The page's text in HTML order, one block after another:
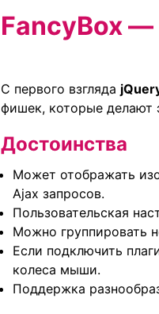
FancyBox —
С первого взгляда
фишек, которые делают
Достоинства
Может отображать
Ajax запросов.
Пользовательская
Можно группировать
Если подключить
колеса мыши.
Поддержка